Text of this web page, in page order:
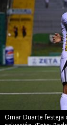
Omar Duarte festeja